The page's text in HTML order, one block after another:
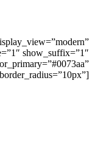
show_suffix=”1″